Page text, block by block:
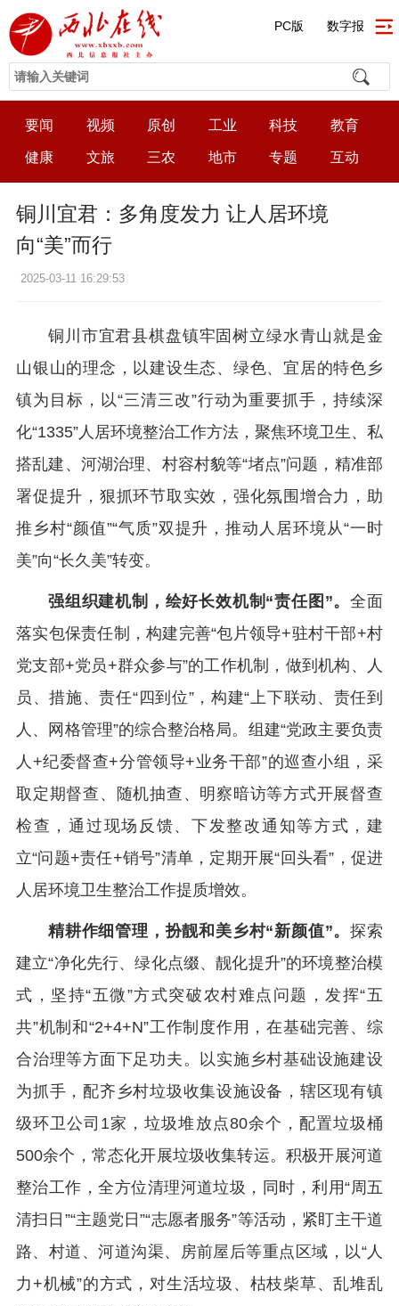
PC版 数字报
要闻 视频 原创 工业 科技 教育
健康 文旅 三农 地市 专题 互动
铜川宜君：多角度发力 让人居环境
向“美”而行
2025-03-11 16:29:53
铜川市宜君县棋盘镇牢固树立绿水青山就是金
山银山的理念，以建设生态、绿色、宜居的特色乡
镇为目标，以“三清三改”行动为重要抓手，持续深
化“1335”人居环境整治工作方法，聚焦环境卫生、私
搭乱建、河湖治理、村容村貌等“堵点”问题，精准部
署促提升，狠抓环节取实效，强化氛围增合力，助
推乡村“颜值”“气质”双提升，推动人居环境从“一时
美”向“长久美”转变。
强组织建机制，绘好长效机制“责任图”。全面
落实包保责任制，构建完善“包片领导+驻村干部+村
党支部+党员+群众参与”的工作机制，做到机构、人
员、措施、责任“四到位”，构建“上下联动、责任到
人、网格管理”的综合整治格局。组建“党政主要负责
人+纪委督查+分管领导+业务干部”的巡查小组，采
取定期督查、随机抽查、明察暗访等方式开展督查
检查，通过现场反馈、下发整改通知等方式，建
立“问题+责任+销号”清单，定期开展“回头看”，促进
人居环境卫生整治工作提质增效。
精耕作细管理，扮靓和美乡村“新颜值”。探索
建立“净化先行、绿化点缀、靓化提升”的环境整治模
式，坚持“五微”方式突破农村难点问题，发挥“五
共”机制和“2+4+N”工作制度作用，在基础完善、综
合治理等方面下足功夫。以实施乡村基础设施建设
为抓手，配齐乡村垃圾收集设施设备，辖区现有镇
级环卫公司1家，垃圾堆放点80余个，配置垃圾桶
500余个，常态化开展垃圾收集转运。积极开展河道
整治工作，全方位清理河道垃圾，同时，利用“周五
清扫日”“主题党日”“志愿者服务”等活动，紧盯主干道
路、村道、河道沟渠、房前屋后等重点区域，以“人
力+机械”的方式，对生活垃圾、枯枝柴草、乱堆乱